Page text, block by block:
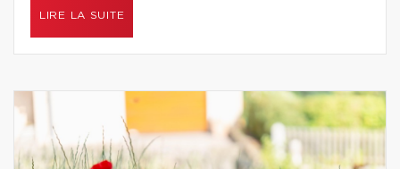
LIRE LA SUITE